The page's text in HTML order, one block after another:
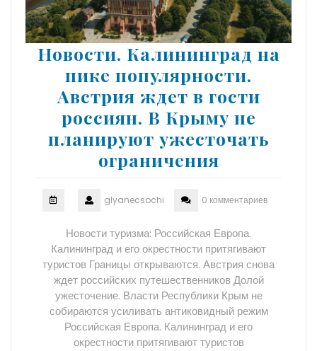
Новости. Калининград на
пике популярности.
Австрия ждет в гости
россиян. В Крыму не
планируют ужесточать
ограничения
glyanecsochi 0 комментариев
Новости туризма: Российская Европа.
Калининград и его окрестности притягивают
туристов Границы открываются. Австрия снова
ждет российских путешественников Долой
ужесточение. Власти Республики Крым не
собираются усиливать антиковидный режим
Российская Европа. Калининград и его
окрестности притягивают туристов